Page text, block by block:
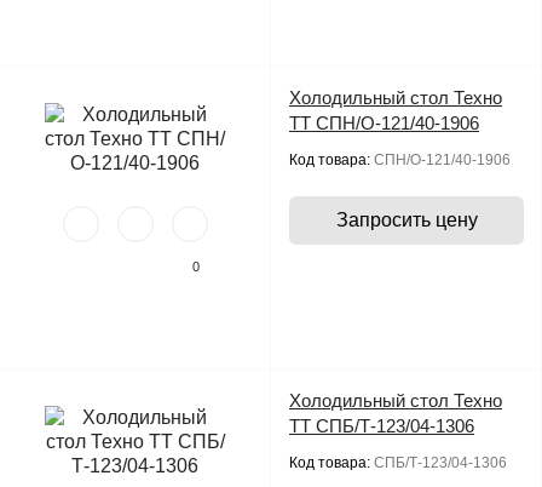
0
Холодильный стол Техно
ТТ СПН/О-121/40-1906
Код товара: СПН/О-121/40-1906
Запросить цену
Холодильный стол Техно
ТТ СПБ/Т-123/04-1306
Код товара: СПБ/Т-123/04-1306